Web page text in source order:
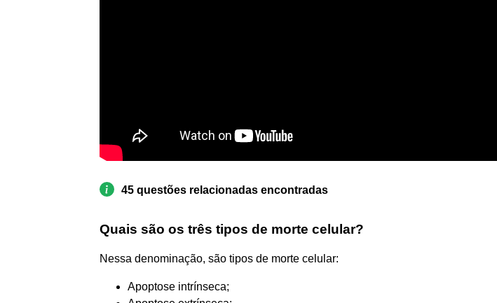
45 questões relacionadas encontradas
Quais são os três tipos de morte celular?
Nessa denominação, são tipos de morte celular:
Apoptose intrínseca;